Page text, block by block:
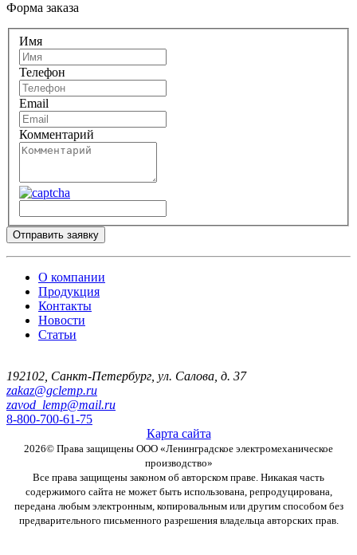
Форма заказа
Имя
Телефон
Email
Комментарий
Отправить заявку
О компании
Продукция
Контакты
Новости
Статьи
192102 Санкт-Петербург ул. Салова, д. 37
zakaz@gclemp.ru
zavod_lemp@mail.ru
8-800-700-61-75
Карта сайта
2026© Права защищены ООО «Ленинградское электромеханическое
производство»
Все права защищены законом об авторском праве. Никакая часть
содержимого сайта не может быть использована, репродуцирована,
передана любым электронным, копировальным или другим способом без
предварительного письменного разрешения владельца авторских прав.